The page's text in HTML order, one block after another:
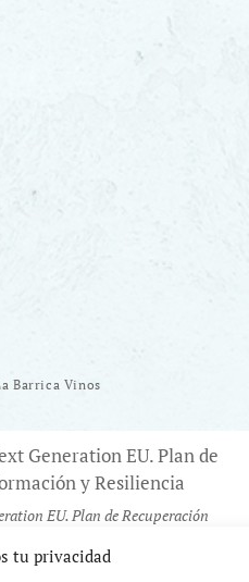
tu privacidad
Barrica Vinos
EU. Plan de Recuperación